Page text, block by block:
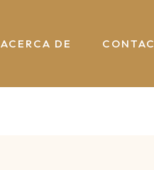
ACERCA DE